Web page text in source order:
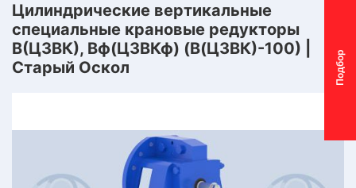
П
о
д
б
о
р
м
о
т
о
р
-
р
е
д
у
к
т
о
р
Цилиндрические вертикальные
специальные крановые редукторы
В(Ц3ВК), Вф(Ц3ВКф) (В(Ц3ВК)-100) |
Старый Оскол